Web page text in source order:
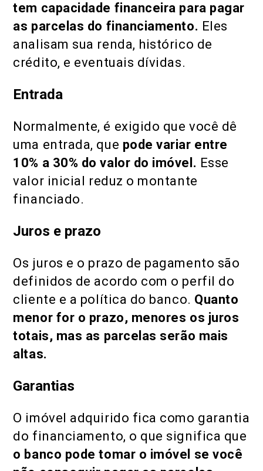
tem capacidade financeira para pagar
as parcelas do financiamento. Eles
analisam sua renda, histórico de
crédito, e eventuais dívidas.
Entrada
Normalmente, é exigido que você dê
uma entrada, que pode variar entre
10% a 30% do valor do imóvel. Esse
valor inicial reduz o montante
financiado.
Juros e prazo
Os juros e o prazo de pagamento são
definidos de acordo com o perfil do
cliente e a política do banco. Quanto
menor for o prazo, menores os juros
totais, mas as parcelas serão mais
altas.
Garantias
O imóvel adquirido fica como garantia
do financiamento, o que significa que
o banco pode tomar o imóvel se você